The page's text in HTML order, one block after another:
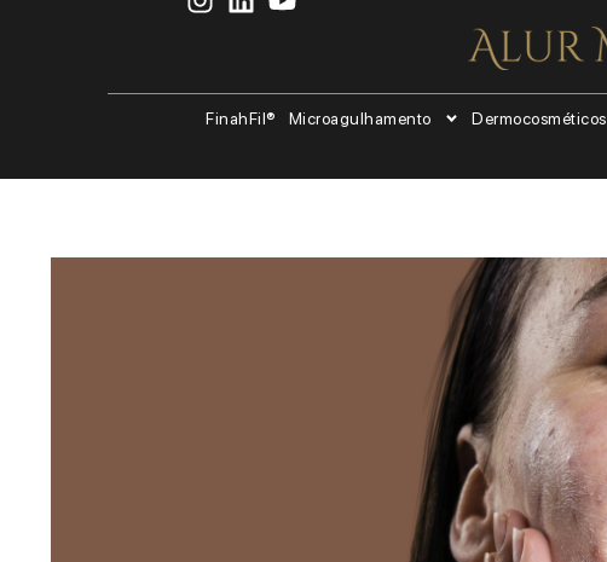
FinahFil® Microagulhamento Dermocosméticos